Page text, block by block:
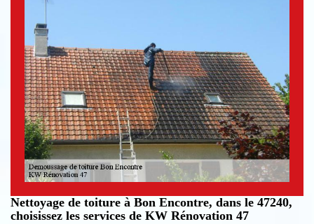
Nettoyage de toiture à Bon Encontre, dans le 47240,
choisissez les services de KW Rénovation 47